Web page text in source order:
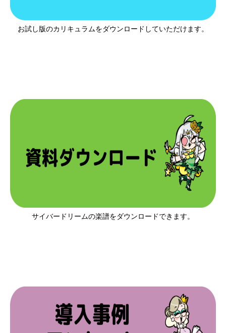
お試し版のカリキュラムをダウンロードしていただけます。
サイバードリームの楽譜をダウンロードできます。